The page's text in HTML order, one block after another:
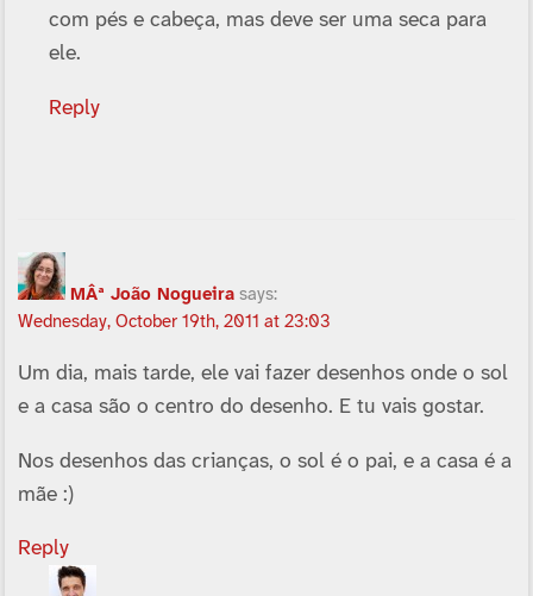
com pés e cabeça, mas deve ser uma seca para
ele.
Reply
MÂª João Nogueira says:
Wednesday, October 19th, 2011 at 23:03
Um dia, mais tarde, ele vai fazer desenhos onde o sol
e a casa são o centro do desenho. E tu vais gostar.
Nos desenhos das crianças, o sol é o pai, e a casa é a
mãe :)
Reply